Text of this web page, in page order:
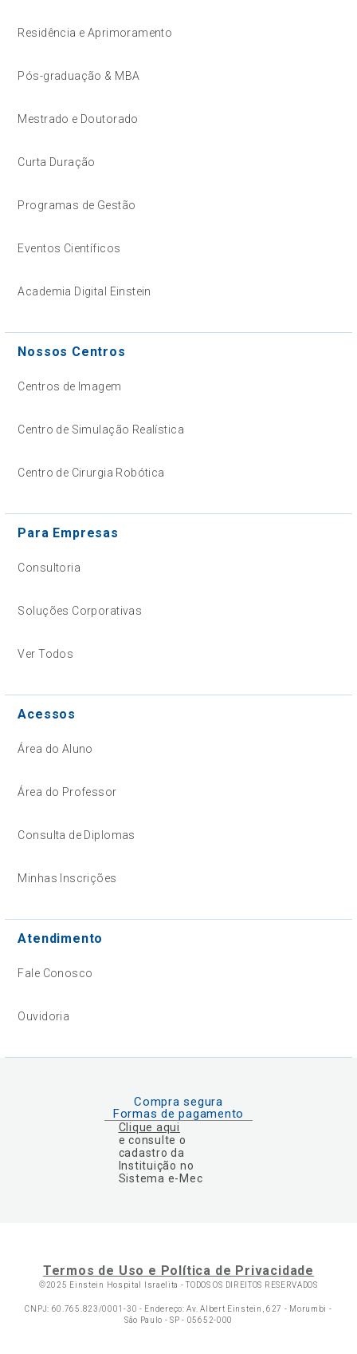
Residência e Aprimoramento
Pós-graduação & MBA
Mestrado e Doutorado
Curta Duração
Programas de Gestão
Eventos Científicos
Academia Digital Einstein
Nossos Centros
Centros de Imagem
Centro de Simulação Realística
Centro de Cirurgia Robótica
Para Empresas
Consultoria
Soluções Corporativas
Ver Todos
Acessos
Área do Aluno
Área do Professor
Consulta de Diplomas
Minhas Inscrições
Atendimento
Fale Conosco
Ouvidoria
Compra segura
Formas de pagamento
Clique aqui
e consulte o
cadastro da
Instituição no
Sistema e-Mec
Termos de Uso e Política de Privacidade
©2025 Einstein Hospital Israelita -TODOS OS DIREITOS RESERVADOS
CNPJ: 60.765.823/0001-30 - Endereço: Av. Albert Einstein, 627 - Morumbi -
São Paulo - SP - 05652-000